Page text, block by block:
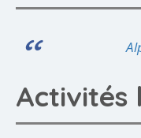
Activités